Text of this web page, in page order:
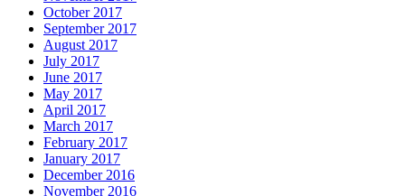
October 2017
September 2017
August 2017
July 2017
June 2017
May 2017
April 2017
March 2017
February 2017
January 2017
December 2016
November 2016